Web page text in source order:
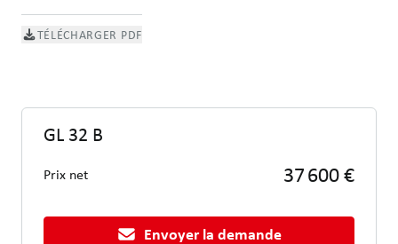
TÉLÉCHARGER PDF
GL 32 B
Prix net 37 600 €
Envoyer la demande